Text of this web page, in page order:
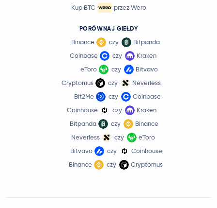
Kup BTC
przez Wero
PORÓWNAJ GIEŁDY
Binance czy
Bitpanda
Coinbase
czy
Kraken
eToro
czy
Bitvavo
Cryptomus
czy
Neverless
Bit2Me
czy
Coinbase
Coinhouse
czy
Kraken
Bitpanda
czy
Binance
Neverless
czy
eToro
Bitvavo
czy
Coinhouse
Binance
czy Cryptomus